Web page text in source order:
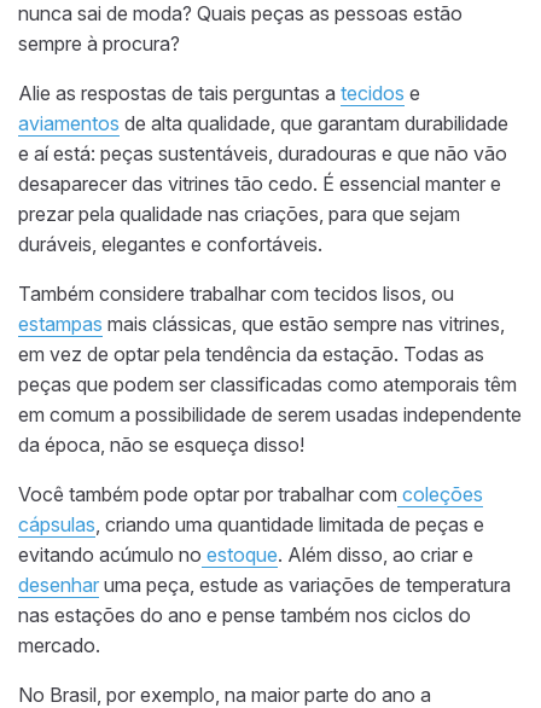
nunca sai de moda? Quais peças as pessoas estão
sempre à procura?
Alie as respostas de tais perguntas a tecidos e
aviamentos de alta qualidade, que garantam durabilidade
e aí está: peças sustentáveis, duradouras e que não vão
desaparecer das vitrines tão cedo. É essencial manter e
prezar pela qualidade nas criações, para que sejam
duráveis, elegantes e confortáveis.
Também considere trabalhar com tecidos lisos, ou
estampas mais clássicas, que estão sempre nas vitrines,
em vez de optar pela tendência da estação. Todas as
peças que podem ser classificadas como atemporais têm
em comum a possibilidade de serem usadas independente
da época, não se esqueça disso!
Você também pode optar por trabalhar com coleções
cápsulas, criando uma quantidade limitada de peças e
evitando acúmulo no estoque. Além disso, ao criar e
desenhar uma peça, estude as variações de temperatura
nas estações do ano e pense também nos ciclos do
mercado.
No Brasil, por exemplo, na maior parte do ano a